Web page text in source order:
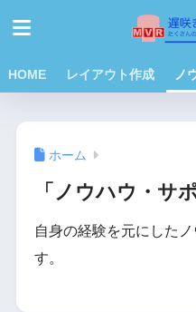
HOME レイアウト作成 ノ
ホーム
「ノウハウ・サ
自身の経験を元にした
す。